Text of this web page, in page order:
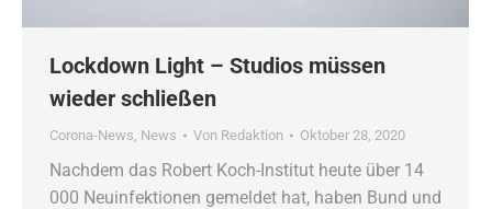
Lockdown Light – Studios müssen
wieder schließen
Corona-News News Von Redaktion Oktober 28, 2020
Nachdem das Robert Koch-Institut heute über 14
000 Neuinfektionen gemeldet hat, haben Bund und